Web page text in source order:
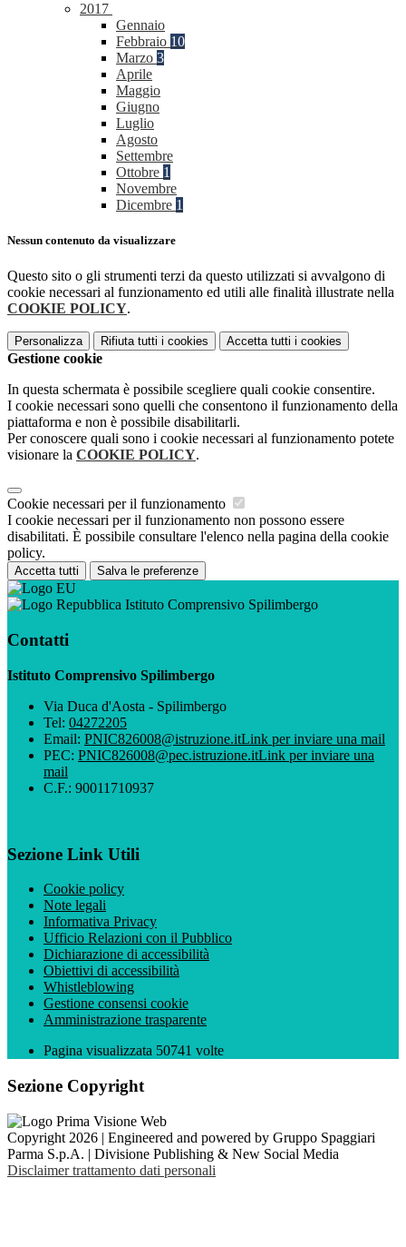
2017
Gennaio
Febbraio 10
Marzo 3
Aprile
Maggio
Giugno
Luglio
Agosto
Settembre
Ottobre 1
Novembre
Dicembre 1
Nessun contenuto da visualizzare
Questo sito o gli strumenti terzi da questo utilizzati si avvalgono di
cookie necessari al funzionamento ed utili alle finalità illustrate nella
COOKIE POLICY.
Personalizza Rifiuta tutti i cookies Accetta tutti i cookies
Gestione cookie
In questa schermata è possibile scegliere quali cookie consentire.
I cookie necessari sono quelli che consentono il funzionamento della
piattaforma e non è possibile disabilitarli.
Per conoscere quali sono i cookie necessari al funzionamento potete
visionare la COOKIE POLICY.
Cookie necessari per il funzionamento
I cookie necessari per il funzionamento non possono essere
disabilitati. È possibile consultare l'elenco nella pagina della cookie
policy.
Accetta tutti Salva le preferenze
Istituto Comprensivo Spilimbergo
Contatti
Istituto Comprensivo Spilimbergo
Via Duca d'Aosta - Spilimbergo
Tel: 04272205
Email: PNIC826008@istruzione.itLink per inviare una mail
PEC: PNIC826008@pec.istruzione.itLink per inviare una
mail
C.F.: 90011710937
Sezione Link Utili
Cookie policy
Note legali
Informativa Privacy
Ufficio Relazioni con il Pubblico
Dichiarazione di accessibilità
Obiettivi di accessibilità
Whistleblowing
Gestione consensi cookie
Amministrazione trasparente
Pagina visualizzata 50741 volte
Sezione Copyright
Copyright 2026 | Engineered and powered by Gruppo Spaggiari
Parma S.p.A. | Divisione Publishing & New Social Media
Disclaimer trattamento dati personali